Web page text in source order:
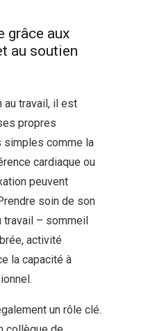
grâce aux
au soutien
au travail, il est
propres
simples comme la
cardiaque ou
peuvent
soin de son
travail – sommeil
activité
la capacité à
un rôle clé.